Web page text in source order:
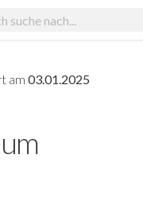
am 03.01.2025